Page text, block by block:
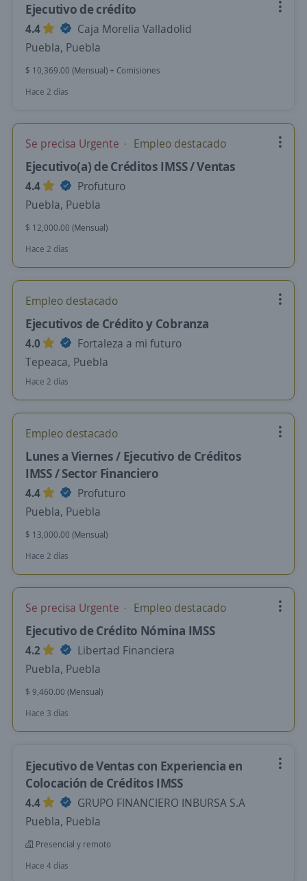
Ejecutivo de crédito
4.4
Caja Morelia Valladolid
Puebla, Puebla
$ 10,369.00 (Mensual) + Comisiones
Hace 2 días
Se precisa Urgente Empleo destacado
Ejecutivo(a) de Créditos IMSS / Ventas
4.4
Profuturo
Puebla, Puebla
$ 12,000.00 (Mensual)
Hace 2 días
Empleo destacado
Ejecutivos de Crédito y Cobranza
4.0
Fortaleza a mi futuro
Tepeaca, Puebla
Hace 2 días
Empleo destacado
Lunes a Viernes / Ejecutivo de Créditos
IMSS / Sector Financiero
4.4
Profuturo
Puebla, Puebla
$ 13,000.00 (Mensual)
Hace 2 días
Se precisa Urgente Empleo destacado
Ejecutivo de Crédito Nómina IMSS
4.2
Libertad Financiera
Puebla, Puebla
$ 9,460.00 (Mensual)
Hace 3 días
Ejecutivo de Ventas con Experiencia en
Colocación de Créditos IMSS
4.4
GRUPO FINANCIERO INBURSA S.A
Puebla, Puebla
Presencial y remoto
Hace 4 días